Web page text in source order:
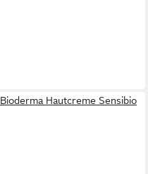
Bioderma Hautcreme Sensibio